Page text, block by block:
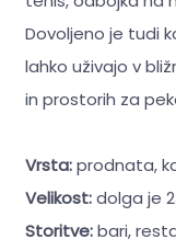
Dovoljeno je tudi
lahko uživajo v
in prostorih za
Vrsta:prodnata,
Velikost:dolga je
Storitve:bari,